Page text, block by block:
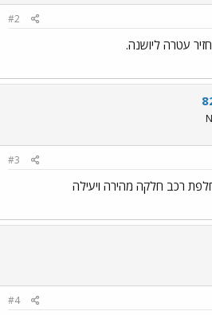
#2
עטרה ליושנה.
#3
רכב חלקה מהירה ויעילה
#4